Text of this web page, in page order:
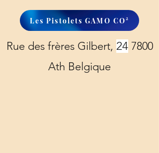
Les Pistolets GAMO CO²
Rue des frères Gilbert, 247800
Ath Belgique